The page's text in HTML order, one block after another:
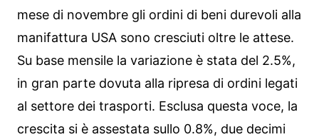
mese di novembre gli ordini di beni durevoli alla
manifattura USA sono cresciuti oltre le attese.
Su base mensile la variazione è stata del 2.5%,
in gran parte dovuta alla ripresa di ordini legati
al settore dei trasporti. Esclusa questa voce, la
crescita si è assestata sullo 0.8%, due decimi